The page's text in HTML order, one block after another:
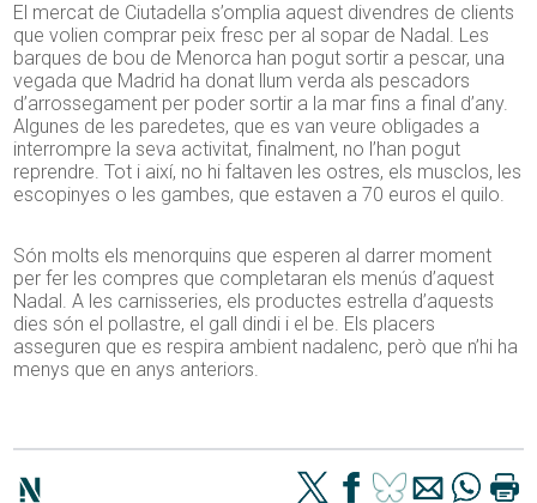
El mercat de Ciutadella s’omplia aquest divendres de clients
que volien comprar peix fresc per al sopar de Nadal. Les
barques de bou de Menorca han pogut sortir a pescar, una
vegada que Madrid ha donat llum verda als pescadors
d’arrossegament per poder sortir a la mar fins a final d’any.
Algunes de les paredetes, que es van veure obligades a
interrompre la seva activitat, finalment, no l’han pogut
reprendre. Tot i així, no hi faltaven les ostres, els musclos, les
escopinyes o les gambes, que estaven a 70 euros el quilo.
Són molts els menorquins que esperen al darrer moment
per fer les compres que completaran els menús d’aquest
Nadal. A les carnisseries, els productes estrella d’aquests
dies són el pollastre, el gall dindi i el be. Els placers
asseguren que es respira ambient nadalenc, però que n’hi ha
menys que en anys anteriors.